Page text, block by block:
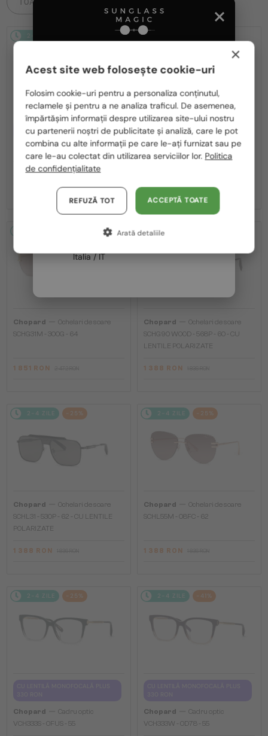
2-4 ZILE
CU LENTILĂ MONOFOCALĂ PLUS
330 RON
Chopard—
Cadru optic
VCH379 - 0BLK - 54
Chopard —Ochelari de soare
SCH353M - 04GB - 54
1 388 RON 1 836 RON
Chopard
Ochelari de soare
SCHG31M - 300G - 64
1 851 RON
2-4 ZILE
Chopard
Ochelari de soare
SCHG90 WOOD - 568P - 60 - CU
LENTILE POLARIZATE
1 388 RON
2-4 ZILE -25%
Chopard
Ochelari de soare
SCHL31 - 530P - 62 - CU LENTILE
POLARIZATE
1 388 RON
2-4 ZILE -25%
Chopard
Ochelari de soare
SCHL55M - 08FC - 62
1 388 RON
2-4 ZILE -25%
Chopard
Cadru optic
VCH333S - 0FUS - 55
2-4 ZILE -41%
Chopard
Cadru optic
VCH333W - 0D78 - 55
România / RO
Polska / PL
Magyarország / HU
United Arab Emirates / EN
Austria / AT
Germania / DE
Franța / FR
Italia / IT
×
Acest site web folosește cookie-uri
Folosim cookie-uri pentru a personaliza conținutul,
reclamele și pentru a ne analiza traficul. De asemenea,
împărtășim informații despre utilizarea site-ului nostru
cu partenerii noștri de publicitate și analiză, care le pot
combina cu alte informații pe care le-ați furnizat sau pe
care le-au colectat din utilizarea serviciilor lor. Politica
de confidențialitate
ACCEPTĂ TOATE
REFUZĂ TOT
Arată detaliile